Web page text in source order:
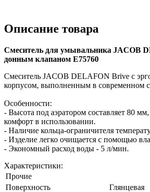
Описание товара
Смеситель для умывальника JACOB
донным клапаном E75760
Смеситель JACOB DELAFON Brive с
корпусом, выполненным в современном
Особенности:
- Высота под аэратором составляет 80
комфорт в использовании.
- Наличие кольца-ограничителя
- Изделие легко очищается с помощью
- Экономный расход воды - 5 л/мин.
Характеристики:
Прочие
Поверхность
Глянцевая